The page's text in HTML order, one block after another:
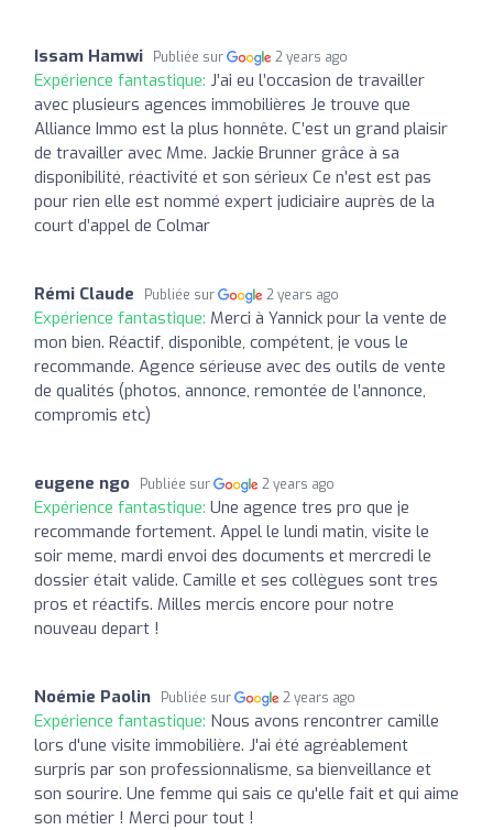
Issam Hamwi Publiée sur 2 years ago
Expérience fantastique: J’ai eu l’occasion de travailler
avec plusieurs agences immobilières Je trouve que
Alliance Immo est la plus honnête. C’est un grand plaisir
de travailler avec Mme. Jackie Brunner grâce à sa
disponibilité, réactivité et son sérieux Ce n’est est pas
pour rien elle est nommé expert judiciaire auprès de la
court d’appel de Colmar
Rémi Claude Publiée sur 2 years ago
Expérience fantastique: Merci à Yannick pour la vente de
mon bien. Réactif, disponible, compétent, je vous le
recommande. Agence sérieuse avec des outils de vente
de qualités (photos, annonce, remontée de l’annonce,
compromis etc)
eugene ngo Publiée sur 2 years ago
Expérience fantastique: Une agence tres pro que je
recommande fortement. Appel le lundi matin, visite le
soir meme, mardi envoi des documents et mercredi le
dossier était valide. Camille et ses collègues sont tres
pros et réactifs. Milles mercis encore pour notre
nouveau depart !
Noémie Paolin Publiée sur 2 years ago
Expérience fantastique: Nous avons rencontrer camille
lors d'une visite immobilière. J'ai été agréablement
surpris par son professionnalisme, sa bienveillance et
son sourire. Une femme qui sais ce qu'elle fait et qui aime
son métier ! Merci pour tout !